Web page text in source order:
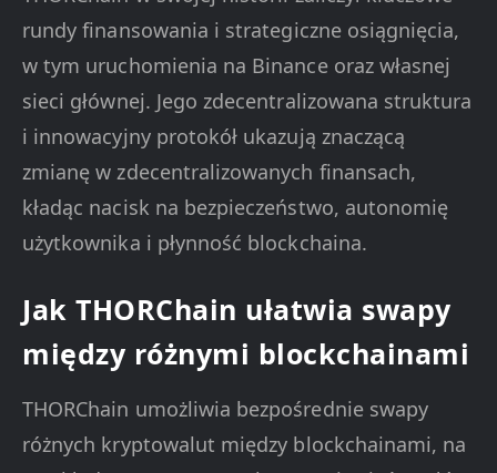
rundy finansowania i strategiczne osiągnięcia,
w tym uruchomienia na Binance oraz własnej
sieci głównej. Jego zdecentralizowana struktura
i innowacyjny protokół ukazują znaczącą
zmianę w zdecentralizowanych finansach,
kładąc nacisk na bezpieczeństwo, autonomię
użytkownika i płynność blockchaina.
Jak THORChain ułatwia swapy
między różnymi blockchainami
THORChain umożliwia bezpośrednie swapy
różnych kryptowalut między blockchainami, na